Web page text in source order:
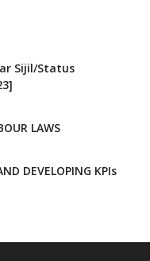
Sijil/Status
LAWS
DEVELOPING KPIs